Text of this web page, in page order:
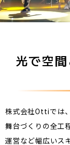
光で空
株式会社Ottiでは
舞台づくりの全工
運営など幅広いス